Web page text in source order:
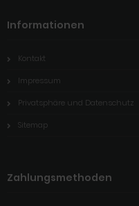
Informationen
Kontakt
Impressum
Privatsphäre und Datenschutz
Sitemap
Zahlungsmethoden